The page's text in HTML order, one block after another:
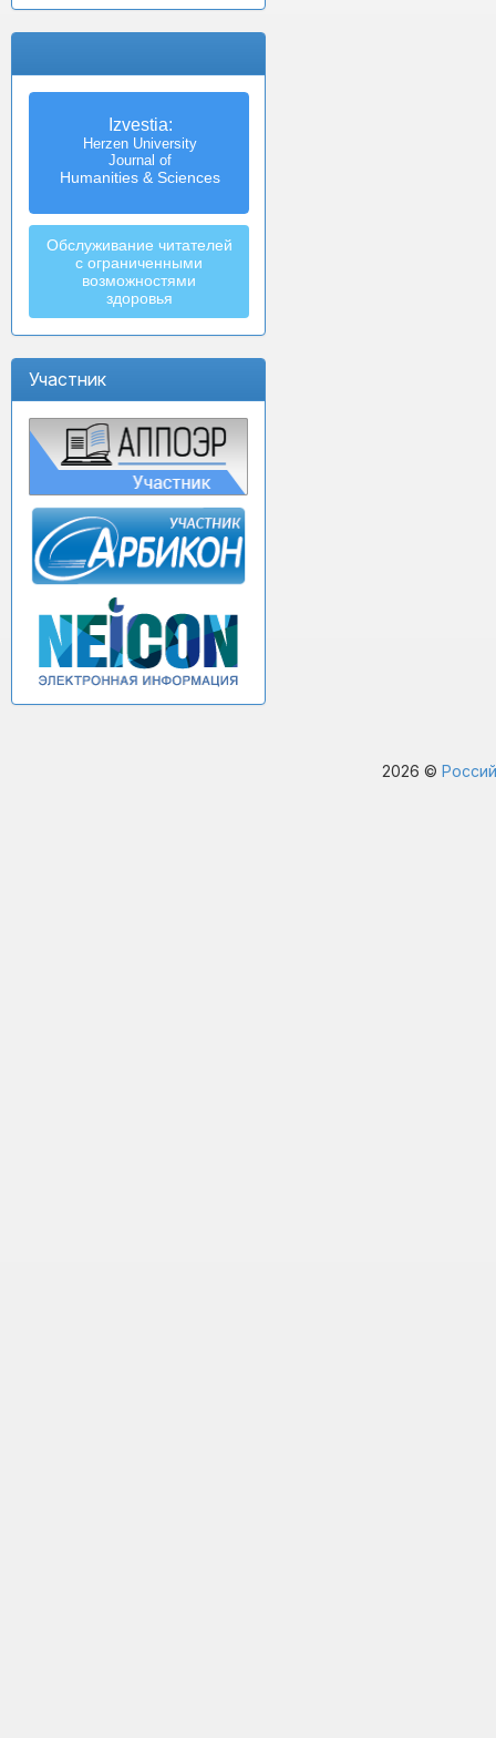
Izvestia:
Herzen University
Journal of
Humanities & Sciences
Обслуживание читателей
с ограниченными
возможностями
здоровья
Участник
2026 ©